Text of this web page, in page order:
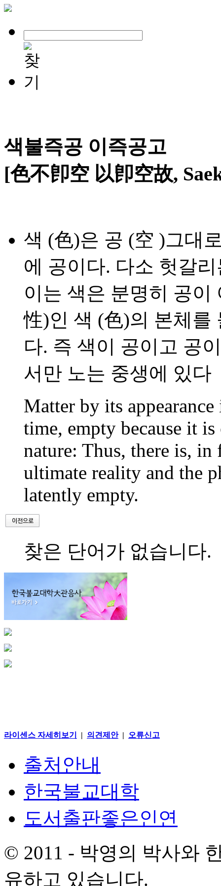
색불즉공 이즉공고
[色不卽空 以卽空故,
색 (色)은 공 (空 )그대
에 공이다. 다소 헛갈
이는 색은 분명히 공이
性)인 색 (色)의 본체를
다. 즉 색이 공이고 공
서만 노는 중생에 있다
Matter by its
time, empty because it
nature: Thus, there is, in
ultimate reality and the
latently empty.
찾은 단어가 없습니다.
라이센스 자세히보기 | 의견제안| 오류신고
출처안내
한국불교대학
도서출판좋은인연
© 2011 - 박영의 박사와
유하고 있습니다.